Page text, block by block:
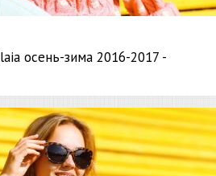
осень-зима 2016-2017 -